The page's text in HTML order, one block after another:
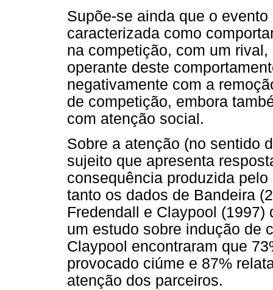
Supõe-se ainda que o
caracterizada como
na competição, com um
operante deste
negativamente com a
de competição, embora
com atenção social.
Sobre a atenção (no sentido
sujeito que apresenta
consequência produzida
tanto os dados de Bandeira
Fredendall e Claypool
um estudo sobre indução de
Claypool encontraram que
provocado ciúme e 87%
atenção dos parceiros.